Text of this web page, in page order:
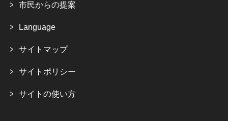
市民からの提案
Language
サイトマップ
サイトポリシー
サイトの使い方